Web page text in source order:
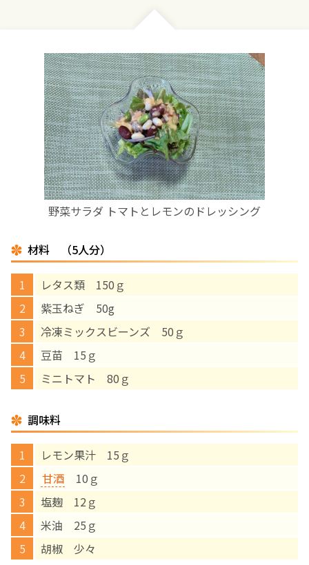
野菜サラダ トマトとレモンのドレッシング
材料 （5人分）
レタス類 150ｇ
紫玉ねぎ 50g
冷凍ミックスビーンズ 50ｇ
豆苗 15ｇ
ミニトマト 80ｇ
調味料
レモン果汁 15ｇ
甘酒 10ｇ
塩麹 12ｇ
米油 25ｇ
胡椒 少々
診療料金
お産について
親と子の結びつき支援
母乳育児
予防接種
‘さんルーム’ でさまざまな講座・クラス
遠方にお住まいで当院での出産を希望される方へ